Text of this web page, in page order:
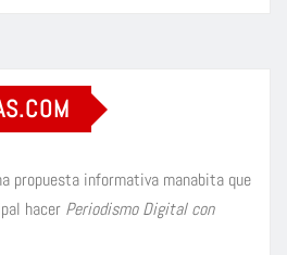
propuesta informativa manabita que
hacer Periodismo Digital con